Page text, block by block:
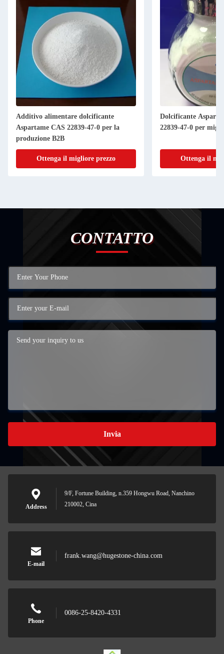
Additivo alimentare dolcificante
Aspartame CAS 22839-47-0 per la
produzione B2B
Ottenga il migliore prezzo
Dolcificante
22839-47-0 per
Ottenga il
CONTATTO
Invia
Address
9/F, Fortune Building, n.359 Hongwu Road, Nanchino
210002, Cina
E-mail
frank.wang@hugestone-china.com
Phone
0086-25-8420-4331